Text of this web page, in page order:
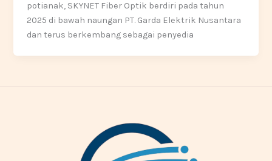
potianak, SKYNET Fiber Optik berdiri pada tahun
2025 di bawah naungan PT. Garda Elektrik Nusantara
dan terus berkembang sebagai penyedia